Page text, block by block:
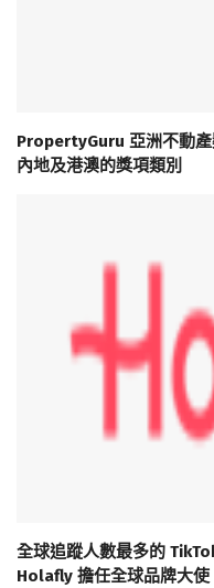
PropertyGuru 亞洲不動
內地及港澳的獎項類別
全球追蹤人數最多的
Holafly 擔任全球品牌大使